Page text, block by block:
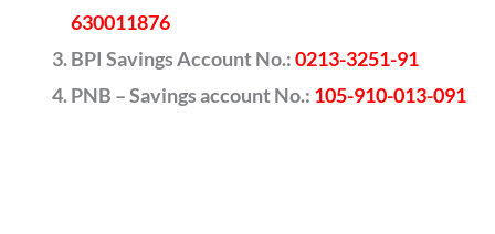
630011876
BPI Savings Account No.:0213-3251-91
PNB – Savings account No.: 105-910-013-091